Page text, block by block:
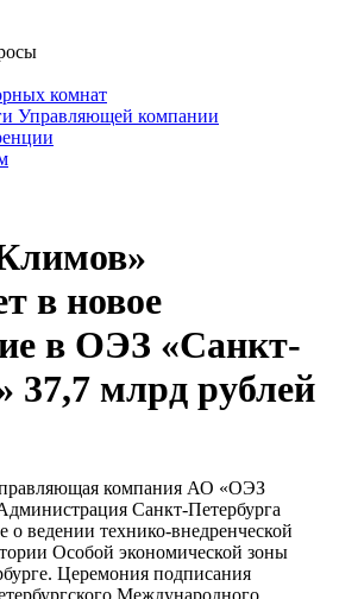
комнат
Управляющей компании
в новое
в ОЭЗ «Санкт-
37,7 млрд рублей
компания АО «ОЭЗ
Санкт-Петербурга
ведении технико-внедренческой
Особой экономической зоны
Церемония подписания
Международного